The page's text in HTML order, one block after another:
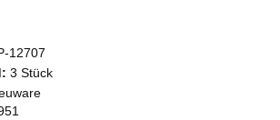
12707
3 Stück